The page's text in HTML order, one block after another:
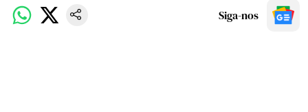
Siga-nos